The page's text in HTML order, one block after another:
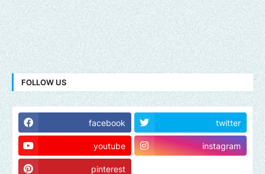
FOLLOW US
facebook twitter
youtube instagram
pinterest